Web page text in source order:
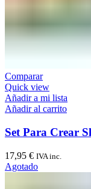
Comparar
Quick view
Añadir a mi lista
Añadir al carrito
Set Para Crear
17,95 € IVA inc.
Agotado